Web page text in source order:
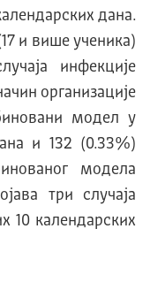
дана.
и више ученика)
инфекције
организације
модел у
и 132 (0.33%)
модела
три случаја
10 календарских